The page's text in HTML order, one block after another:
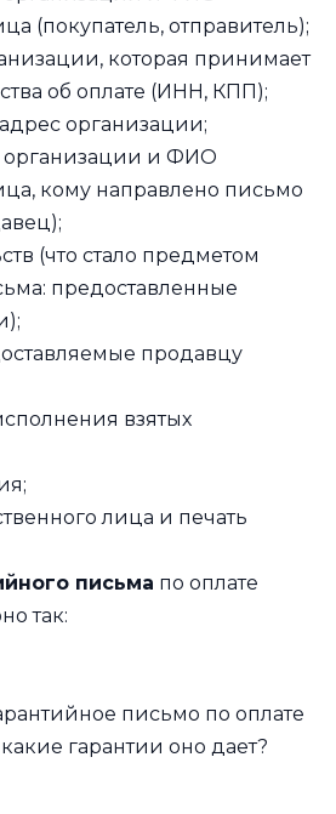
(покупатель, отправитель);
которая принимает
об оплате (ИНН, КПП);
организации;
организации и ФИО
кому направлено письмо
(что стало предметом
предоставленные
продавцу
взятых
лица и печать
письма по оплате
так: